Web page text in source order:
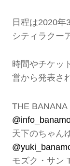
日程は2020年
シティラクー
時間やチケッ
営から発表さ
THE BANANA
天下のちゃん
モズク・サン